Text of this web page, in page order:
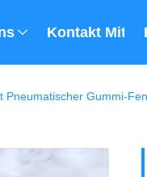
Kontakt Mit
Pneumatischer Gummi-